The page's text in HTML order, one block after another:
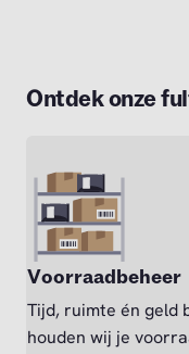
Ontdek onze
Voorraadbeheer
Tijd, ruimte én geld
houden wij je